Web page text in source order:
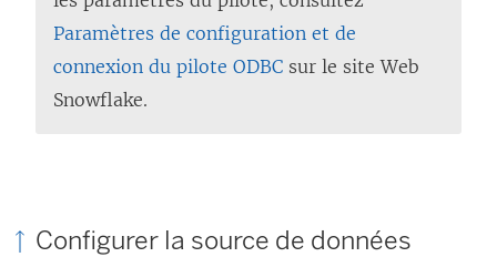
Paramètres de configuration et de
connexion du pilote ODBC sur le site Web
Snowflake.
Configurer la source de données